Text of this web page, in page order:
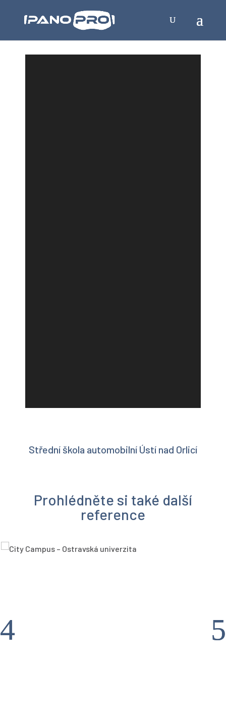
Střední škola automobilní Ústí nad Orlicí
Prohlédněte si také další
reference